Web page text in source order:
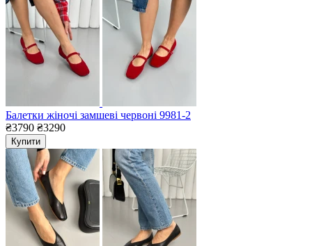
Балетки жіночі замшеві червоні 9981-2
₴3790 ₴3290
Купити